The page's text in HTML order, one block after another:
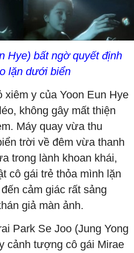
Hye) bất ngờ quyết định
lặn dưới biển
xiêm y của Yoon Eun Hye
không gây mất thiện
Máy quay vừa thu
trời về đêm vừa thanh
trong lành khoan khái,
cô gái trẻ thỏa mình lặn
cảm giác rất sảng
giả màn ảnh.
Park Se Joo (Jung Yong
cảnh tượng cô gái Mirae